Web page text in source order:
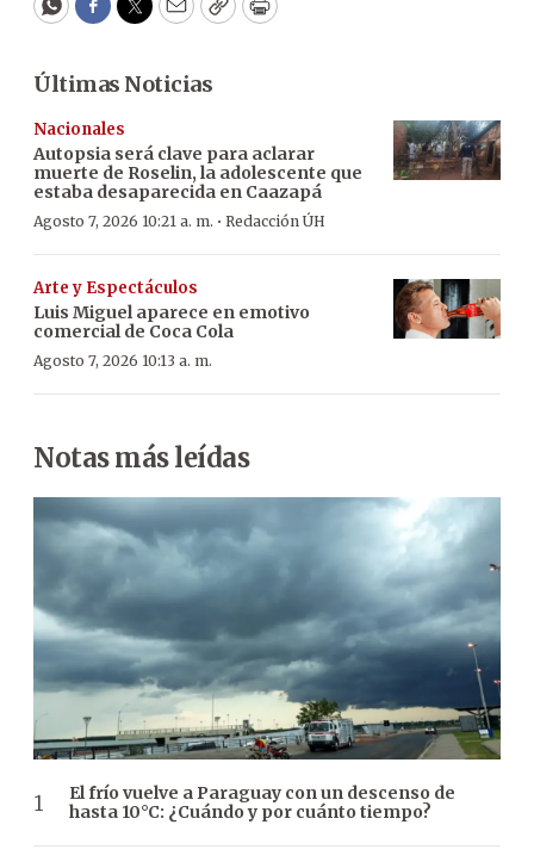
WhatsApp
Facebook
Twitter
EmailCopyPrint
Últimas Noticias
Nacionales
Autopsia será clave para aclarar
muerte de Roselin, la adolescente que
estaba desaparecida en Caazapá
Agosto 7, 2026 10:21 a. m. · Redacción ÚH
Arte y Espectáculos
Luis Miguel aparece en emotivo
comercial de Coca Cola
Agosto 7, 2026 10:13 a. m.
Notas más leídas
El frío vuelve a Paraguay con un descenso de
hasta 10°C: ¿Cuándo y por cuánto tiempo?